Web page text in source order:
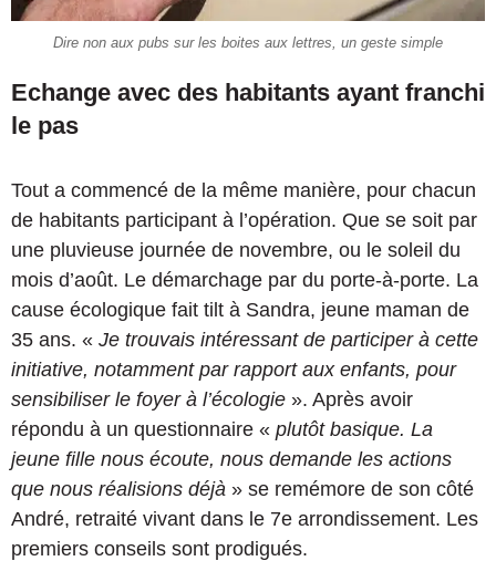
Dire non aux pubs sur les boites aux lettres, un geste simple
Echange avec des habitants ayant franchi
le pas
Tout a commencé de la même manière, pour chacun
de habitants participant à l’opération. Que se soit par
une pluvieuse journée de novembre, ou le soleil du
mois d’août. Le démarchage par du porte-à-porte. La
cause écologique fait tilt à Sandra, jeune maman de
35 ans. « Je trouvais intéressant de participer à cette
initiative, notamment par rapport aux enfants, pour
sensibiliser le foyer à l’écologie ». Après avoir
répondu à un questionnaire « plutôt basique. La
jeune fille nous écoute, nous demande les actions
que nous réalisions déjà » se remémore de son côté
André, retraité vivant dans le 7e arrondissement. Les
premiers conseils sont prodigués.